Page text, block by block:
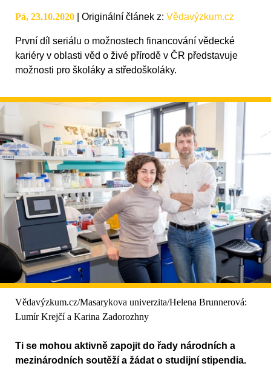
Pá, 23.10.2020 Originální článek z: Vědavýzkum.cz
První díl seriálu o možnostech financování vědecké
kariéry v oblasti věd o živé přírodě v ČR představuje
možnosti pro školáky a středoškoláky.
Vědavýzkum.cz/Masarykova univerzita/Helena Brunnerová:
Lumír Krejčí a Karina Zadorozhny
Ti se mohou aktivně zapojit do řady národních a
mezinárodních soutěží a žádat o studijní stipendia.